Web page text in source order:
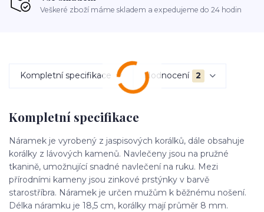
Veškeré zboží máme skladem a expedujeme do 24 hodin
Kompletní specifikace Hodnocení 2
Kompletní specifikace
Náramek je vyrobený z jaspisových korálků, dále obsahuje
korálky z lávových kamenů. Navlečeny jsou na pružné
tkanině, umožnující snadné navlečení na ruku. Mezi
přírodními kameny jsou zinkové prstýnky v barvě
starostříbra. Náramek je určen mužům k běžnému nošení.
Délka náramku je 18,5 cm, korálky mají průměr 8 mm.